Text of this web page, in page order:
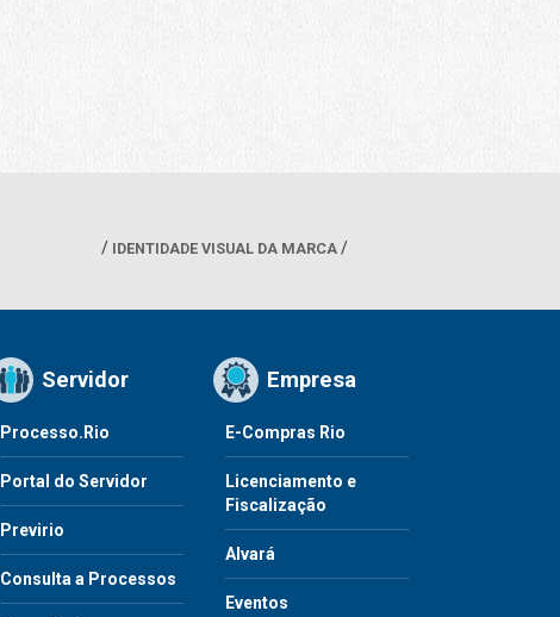
IDENTIDADE VISUAL DA MARCA
Servidor
Processo.Rio
Portal do Servidor
Previrio
Consulta a Processos
Empresa
E-Compras Rio
Licenciamento e
Fiscalização
Alvará
Eventos